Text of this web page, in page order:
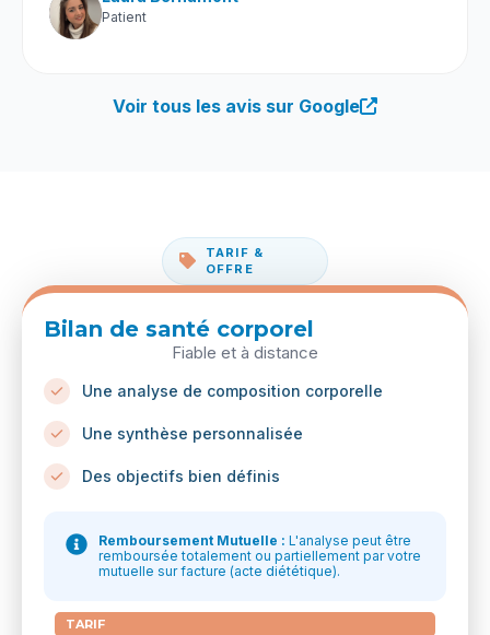
Patient
Voir tous les avis sur Google
TARIF &
OFFRE
Bilan de santé corporel
Fiable et à distance
Une analyse de composition corporelle​
Une synthèse personnalisée​
Des objectifs bien définis​
Remboursement Mutuelle : L'analyse peut être
remboursée totalement ou partiellement par votre
mutuelle sur facture (acte diététique).
TARIF